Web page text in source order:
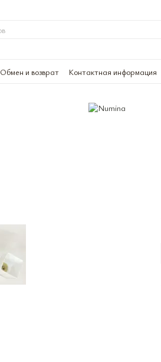
Обмен и возврат Контактная информация